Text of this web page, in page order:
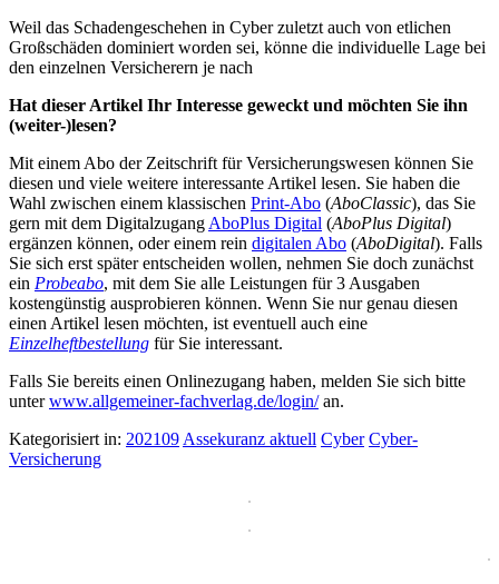
Weil das Schadengeschehen in Cyber zuletzt auch von etlichen
Großschäden dominiert worden sei, könne die individuelle Lage bei
den einzelnen Versicherern je nach
Hat dieser Artikel Ihr Interesse geweckt und möchten Sie ihn
(weiter-)lesen?
Mit einem Abo der Zeitschrift für Versicherungswesen können Sie
diesen und viele weitere interessante Artikel lesen. Sie haben die
Wahl zwischen einem klassischen Print-Abo (AboClassic), das Sie
gern mit dem Digitalzugang AboPlus Digital (AboPlus Digital)
ergänzen können, oder einem rein digitalen Abo (AboDigital). Falls
Sie sich erst später entscheiden wollen, nehmen Sie doch zunächst
ein Probeabo, mit dem Sie alle Leistungen für 3 Ausgaben
kostengünstig ausprobieren können. Wenn Sie nur genau diesen
einen Artikel lesen möchten, ist eventuell auch eine
Einzelheftbestellung für Sie interessant.
Falls Sie bereits einen Onlinezugang haben, melden Sie sich bitte
unterwww.allgemeiner-fachverlag.de/login/an.
Kategorisiert in: 202109 Assekuranz aktuell Cyber Cyber-
Versicherung